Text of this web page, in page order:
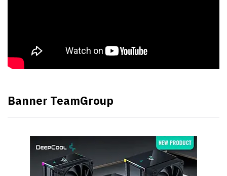
Banner TeamGroup